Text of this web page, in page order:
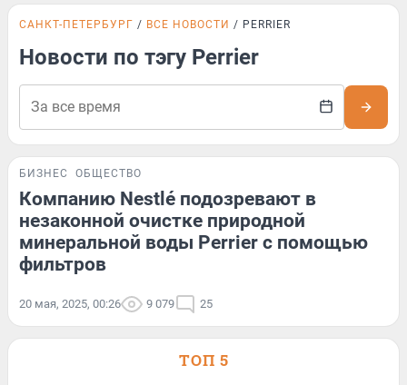
САНКТ-ПЕТЕРБУРГ ВСЕ НОВОСТИ PERRIER
Новости по тэгу Perrier
БИЗНЕС ОБЩЕСТВО
Компанию Nestlé подозревают в
незаконной очистке природной
минеральной воды Perrier с помощью
фильтров
20 мая, 2025, 00:26 9 079 25
ТОП 5